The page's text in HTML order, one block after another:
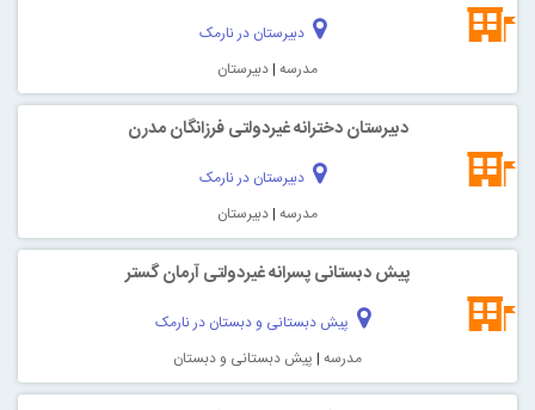
دبیرستان در نارمک
مدرسه |دبیرستان
دبیرستان دخترانه غیردولتی فرزانگان مدرن
دبیرستان در نارمک
مدرسه |دبیرستان
پیش دبستانی پسرانه غیردولتی آرمان گستر
پیش دبستانی و دبستان در نارمک
مدرسه | پیش دبستانی و دبستان